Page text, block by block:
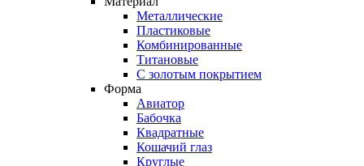
Металлические
Пластиковые
Комбинированные
Титановые
С золотым покрытием
Форма
Авиатор
Бабочка
Квадратные
Кошачий глаз
Круглые